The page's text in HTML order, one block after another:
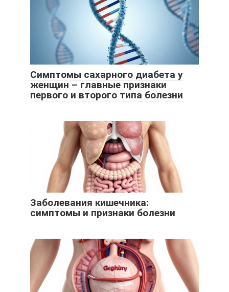
Симптомы сахарного диабета у
женщин – главные признаки
первого и второго типа болезни
Заболевания кишечника:
симптомы и признаки болезни